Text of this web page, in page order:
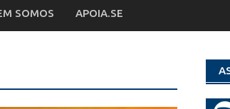
SOMOS APOIA.SE